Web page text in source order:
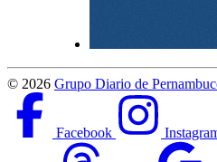
© 2026 Grupo Diario de
Facebook